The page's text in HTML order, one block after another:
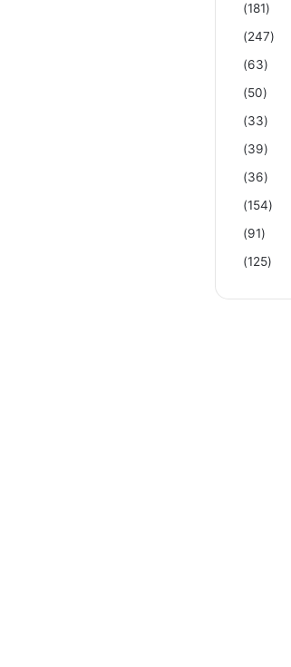
(181)
(247)
(63)
(50)
(33)
(39)
(36)
(154)
(91)
(125)